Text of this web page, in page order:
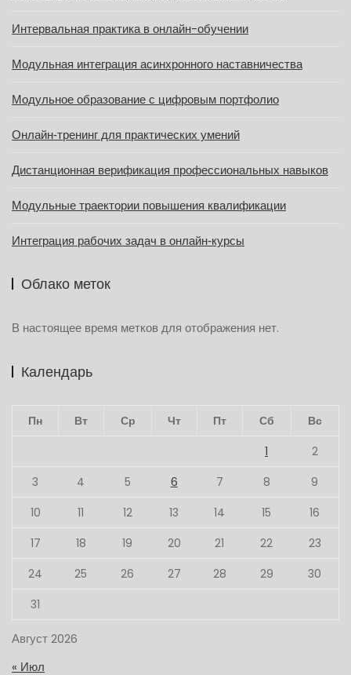
Интервальная практика в онлайн-обучении
Модульная интеграция асинхронного наставничества
Модульное образование с цифровым портфолио
Онлайн‑тренинг для практических умений
Дистанционная верификация профессиональных навыков
Модульные траектории повышения квалификации
Интеграция рабочих задач в онлайн‑курсы
Облако меток
В настоящее время метков для отображения нет.
Календарь
Август 2026
Пн Вт Ср Чт Пт Сб
Вс
1
2
3
4 5 6 7 8
9
10
11 12 13 14 15
16
17
18 19 20 21 22
23
24
25 26 27 28 29
30
31
« Июл